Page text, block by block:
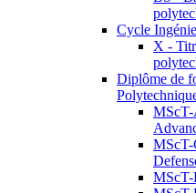
Cycle
X -
Diplôme de
MScT-
MScT-